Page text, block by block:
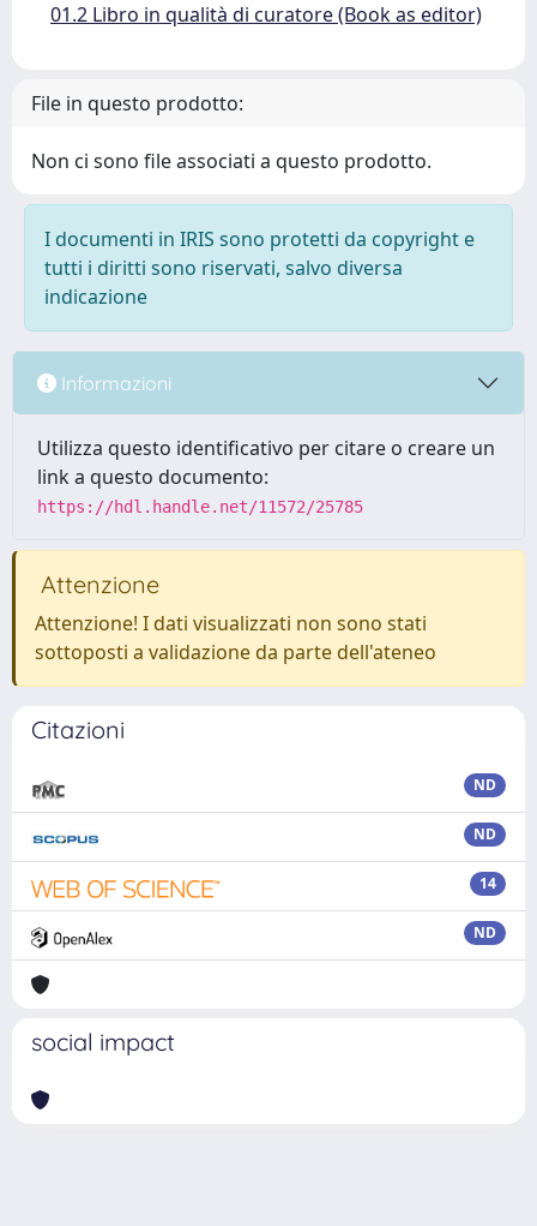
01.2 Libro in qualità di curatore (Book as editor)
File in questo prodotto:
Non ci sono file associati a questo prodotto.
I documenti in IRIS sono protetti da copyright e
tutti i diritti sono riservati, salvo diversa
indicazione
Informazioni
Utilizza questo identificativo per citare o creare un
link a questo documento:
https://hdl.handle.net/11572/25785
Attenzione
Attenzione! I dati visualizzati non sono stati
sottoposti a validazione da parte dell'ateneo
Citazioni
ND
ND
14
ND
social impact